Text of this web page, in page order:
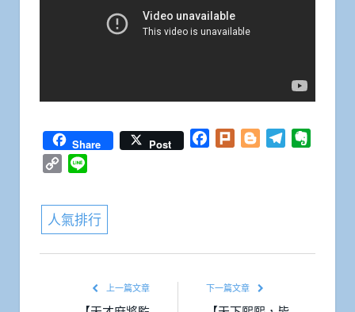
Share Post Facebook
Plurk BloggerTelegram
Copy
人氣排行
上一篇文章 下一篇文章